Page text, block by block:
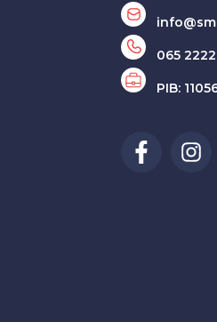
065
PIB: